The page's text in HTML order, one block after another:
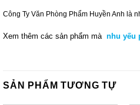
Công Ty Văn Phòng Phẩm Huyền Anh là
Xem thêm các sản phẩm mà nhu yếu
SẢN PHẨM TƯƠNG TỰ